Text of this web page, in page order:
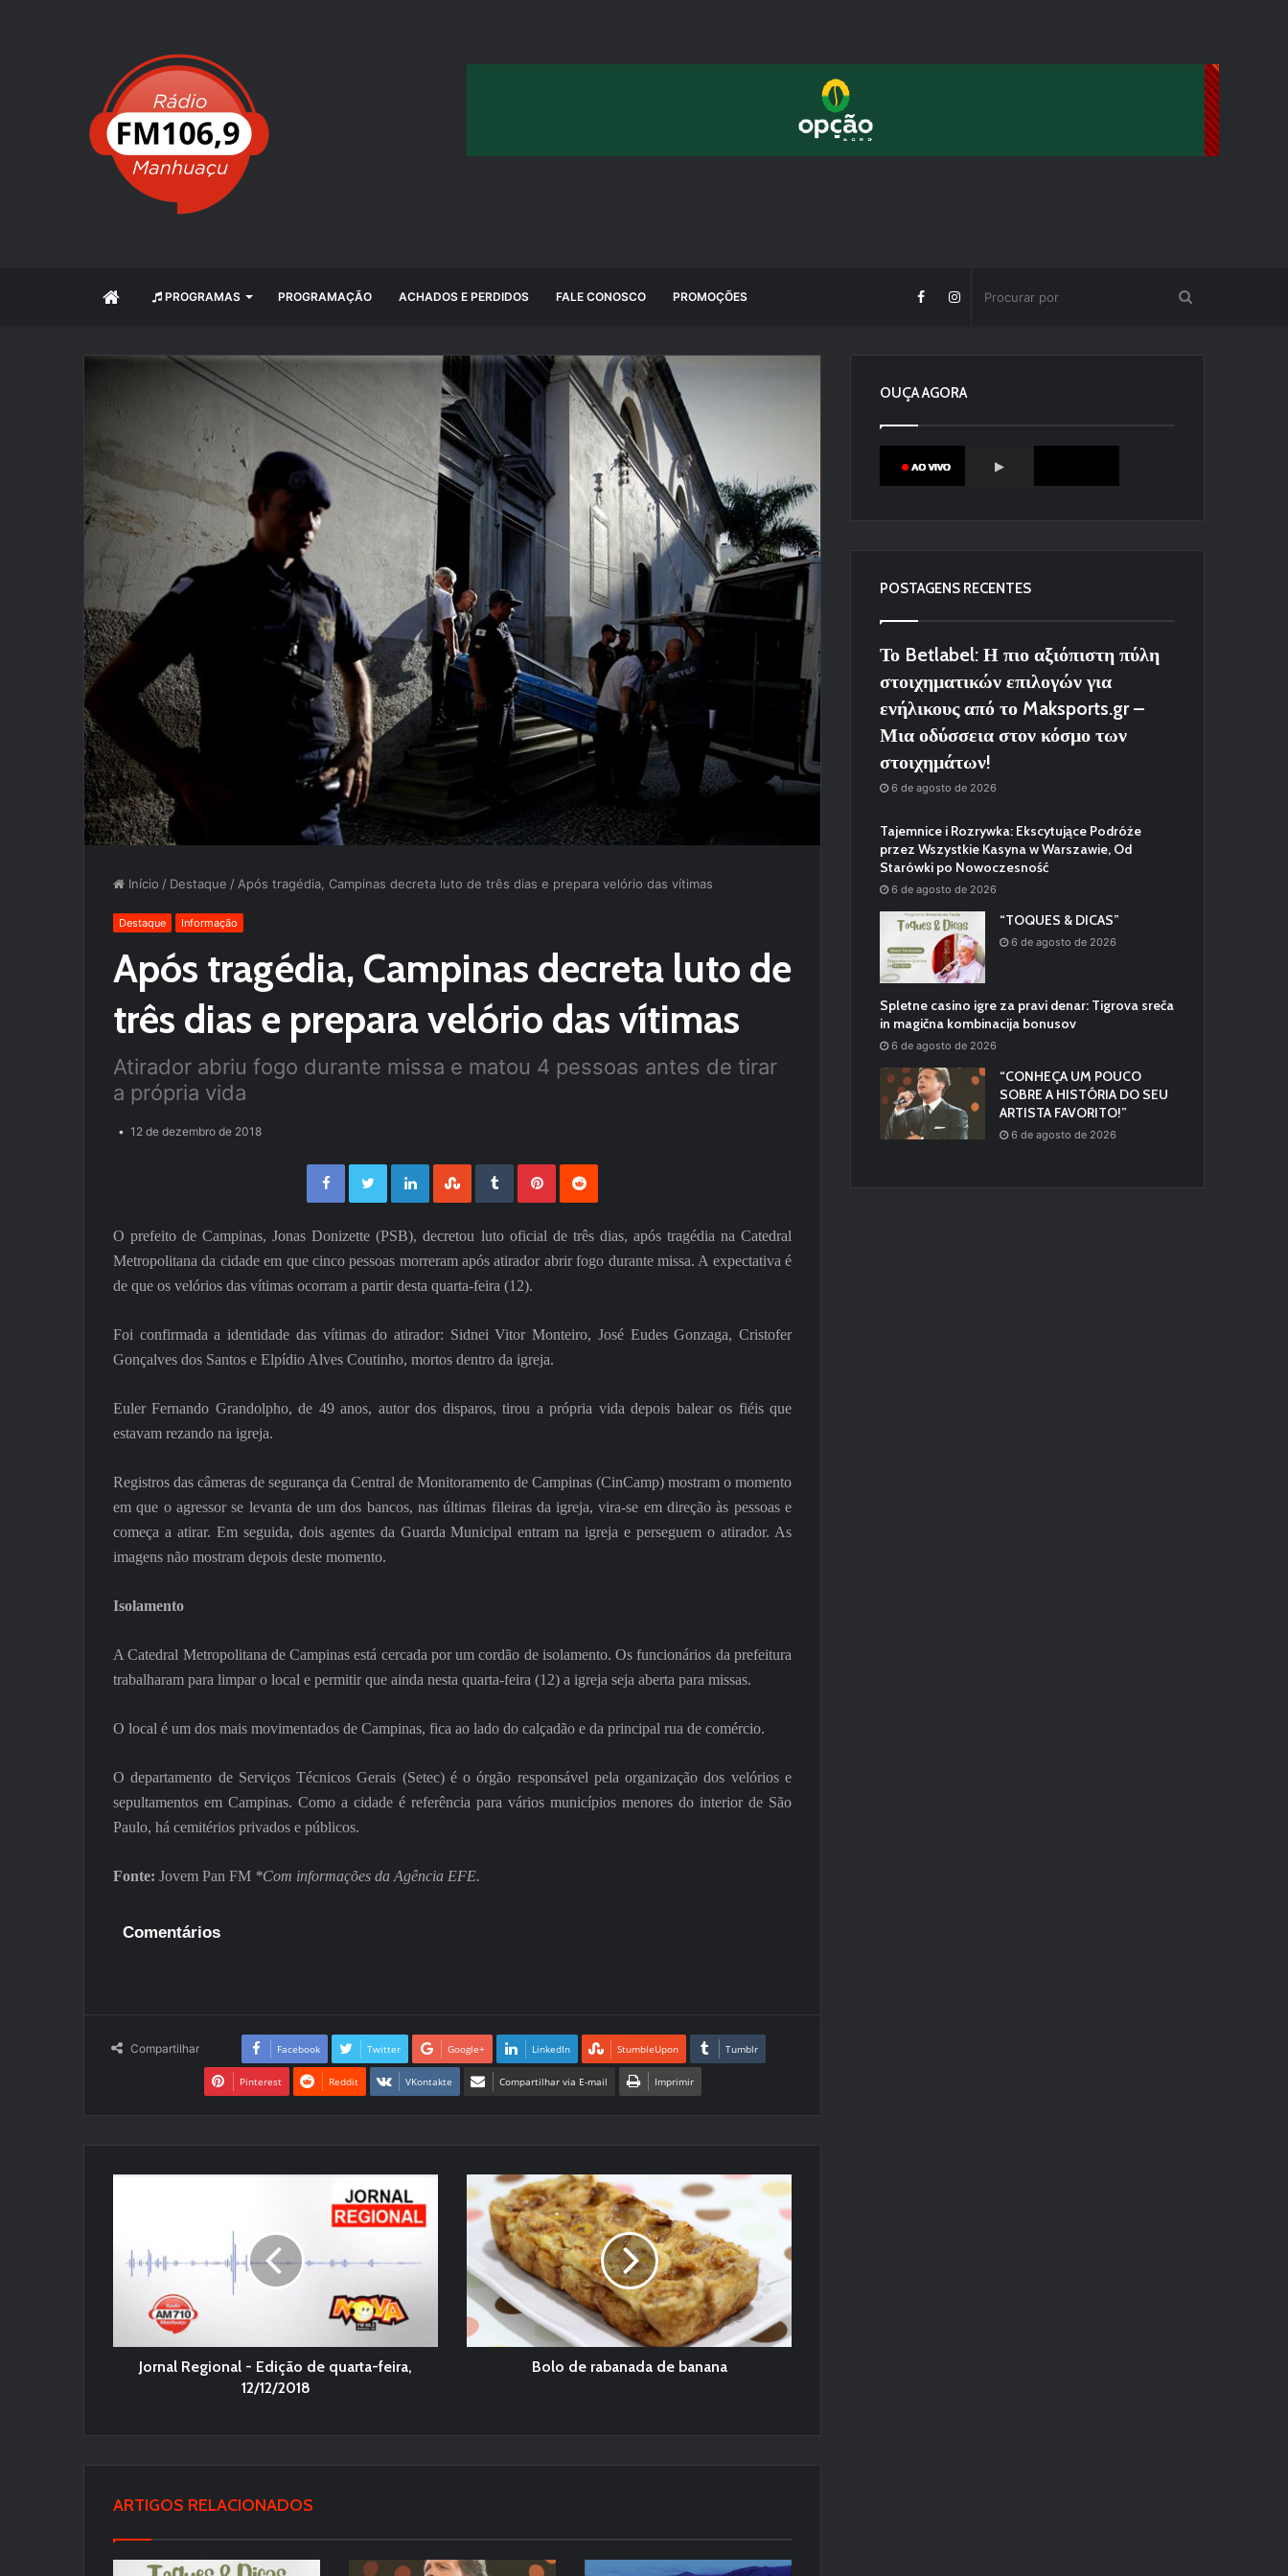
INÍCIO PROGRAMAS PROGRAMAÇÃO ACHADOS E PERDIDOS FALE CONOSCO PROMOÇÕES
Início / Destaque / Após tragédia, Campinas decreta luto de três dias e prepara velório das vítimas
Destaque Informação
Após tragédia, Campinas decreta luto de
três dias e prepara velório das vítimas
Atirador abriu fogo durante missa e matou 4 pessoas antes de tirar
a própria vida
12 de dezembro de 2018
Facebook Twitter LinkedIn StumbleUpon Tumblr Pinterest
O prefeito de Campinas, Jonas Donizette (PSB), decretou luto oficial de três dias, após tragédia na Catedral
Metropolitana da cidade em que cinco pessoas morreram após atirador abrir fogo durante missa. A expectativa é
de que os velórios das vítimas ocorram a partir desta quarta-feira (12).
Foi confirmada a identidade das vítimas do atirador: Sidnei Vitor Monteiro, José Eudes Gonzaga, Cristofer
Gonçalves dos Santos e Elpídio Alves Coutinho, mortos dentro da igreja.
Euler Fernando Grandolpho, de 49 anos, autor dos disparos, tirou a própria vida depois balear os fiéis que
estavam rezando na igreja.
Registros das câmeras de segurança da Central de Monitoramento de Campinas (CinCamp) mostram o momento
em que o agressor se levanta de um dos bancos, nas últimas fileiras da igreja, vira-se em direção às pessoas e
começa a atirar. Em seguida, dois agentes da Guarda Municipal entram na igreja e perseguem o atirador. As
imagens não mostram depois deste momento.
Isolamento
A Catedral Metropolitana de Campinas está cercada por um cordão de isolamento. Os funcionários da prefeitura
trabalharam para limpar o local e permitir que ainda nesta quarta-feira (12) a igreja seja aberta para missas.
O local é um dos mais movimentados de Campinas, fica ao lado do calçadão e da principal rua de comércio.
O departamento de Serviços Técnicos Gerais (Setec) é o órgão responsável pela organização dos velórios e
sepultamentos em Campinas. Como a cidade é referência para vários municípios menores do interior de São
Paulo, há cemitérios privados e públicos.
Fonte: Jovem Pan FM *Com informações da Agência EFE.
Comentários
Compartilhar Facebook Twitter Google+ LinkedIn StumbleUpon Tumblr
Pinterest Reddit VKontakte Compartilhar via E-mail Imprimir
Jornal Regional - Edição de quarta-feira,
12/12/2018
Bolo de rabanada de banana
ARTIGOS RELACIONADOS
OUÇA AGORA
POSTAGENS RECENTES
Το Betlabel: Η πιο αξιόπιστη πύλη
στοιχηματικών επιλογών για
ενήλικους από το Maksports.gr –
Μια οδύσσεια στον κόσμο των
στοιχημάτων!
6 de agosto de 2026
Tajemnice i Rozrywka: Ekscytujące Podróże
przez Wszystkie Kasyna w Warszawie, Od
Starówki po Nowoczesność
6 de agosto de 2026
“TOQUES & DICAS”
6 de agosto de 2026
Spletne casino igre za pravi denar: Tigrova sreča
in magična kombinacija bonusov
6 de agosto de 2026
“CONHEÇA UM POUCO
SOBRE A HISTÓRIA DO SEU
ARTISTA FAVORITO!”
6 de agosto de 2026